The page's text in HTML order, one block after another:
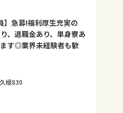
】急募!福利厚生充実の
、退職金あり、単身寮あ
す◎業界未経験者も歓
根830